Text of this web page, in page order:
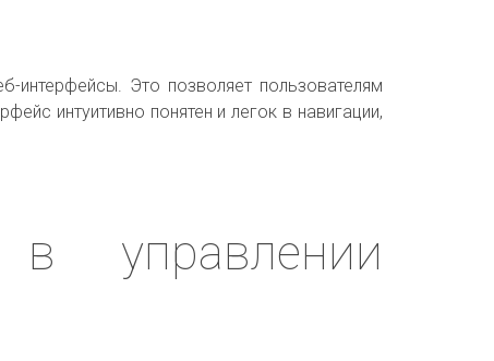
Это позволяет пользователям
интуитивно понятен и легок в навигации,
управлении